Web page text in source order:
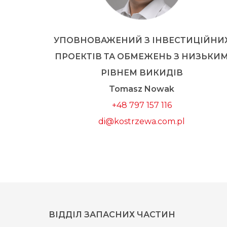
УПОВНОВАЖЕНИЙ З
ПРОЕКТІВ ТА ОБМЕЖЕНЬ З
РІВНЕМ ВИКИДІВ
Tomasz Nowak
+48 797 157 116
di@kostrzewa.com.pl
ВІДДІЛ ЗАПАСНИХ ЧАСТИН